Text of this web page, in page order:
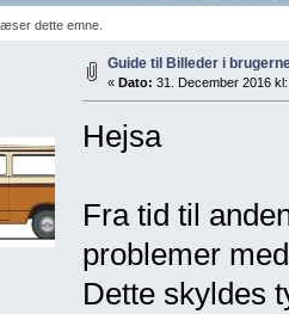
dette emne.
Guide til Billeder i
« Dato: 31. December 2016
Hejsa
Fra tid til
problemer
Dette skyldes